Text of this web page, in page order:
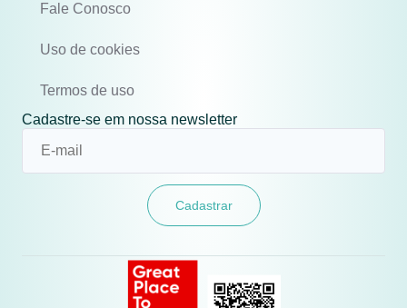
Fale Conosco
Uso de cookies
Termos de uso
Cadastre-se em nossa newsletter
Cadastrar